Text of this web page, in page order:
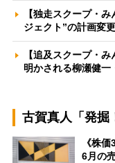
【独走スクープ・
ジェクト”の計画変
【追及スクープ・
明かされる柳瀬健
古賀真人「発掘
《株
6月の